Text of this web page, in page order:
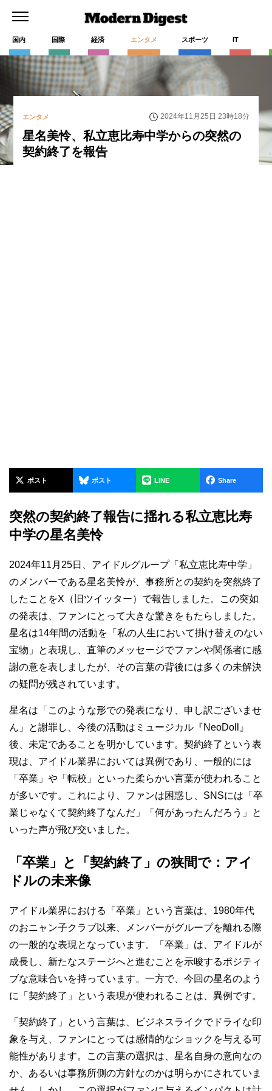
国内 国際 経済 エンタメ スポーツ IT
エンタメ 2024年11月25日 23時18分
星名美怜、私立恵比寿中学からの突然の
契約終了を報告
ポスト ポスト LINE Share
突然の契約終了報告に揺れる私立恵比寿
中学の星名美怜
2024年11月25日、アイドルグループ「私立恵比寿中学」
のメンバーである星名美怜が、事務所との契約を突然終了
したことをX（旧ツイッター）で報告しました。この突如
の発表は、ファンにとって大きな驚きをもたらしました。
星名は14年間の活動を「私の人生において掛け替えのない
宝物」と表現し、直筆のメッセージでファンや関係者に感
謝の意を表しましたが、その言葉の背後には多くの未解決
の疑問が残されています。
星名は「このような形での発表になり、申し訳ございませ
ん」と謝罪し、今後の活動はミュージカル『NeoDoll』
後、未定であることを明かしています。契約終了という表
現は、アイドル業界においては異例であり、一般的には
「卒業」や「転校」といった柔らかい言葉が使われること
が多いです。これにより、ファンは困惑し、SNSには「卒
業じゃなくて契約終了なんだ」「何があったんだろう」と
いった声が飛び交いました。
「卒業」と「契約終了」の狭間で：アイ
ドルの未来像
アイドル業界における「卒業」という言葉は、1980年代
のおニャン子クラブ以来、メンバーがグループを離れる際
の一般的な表現となっています。「卒業」は、アイドルが
成長し、新たなステージへと進むことを示唆するポジティ
ブな意味合いを持っています。一方で、今回の星名のよう
に「契約終了」という表現が使われることは、異例です。
「契約終了」という言葉は、ビジネスライクでドライな印
象を与え、ファンにとっては感情的なショックを与える可
能性があります。この言葉の選択は、星名自身の意向なの
か、あるいは事務所側の方針なのかは明らかにされていま